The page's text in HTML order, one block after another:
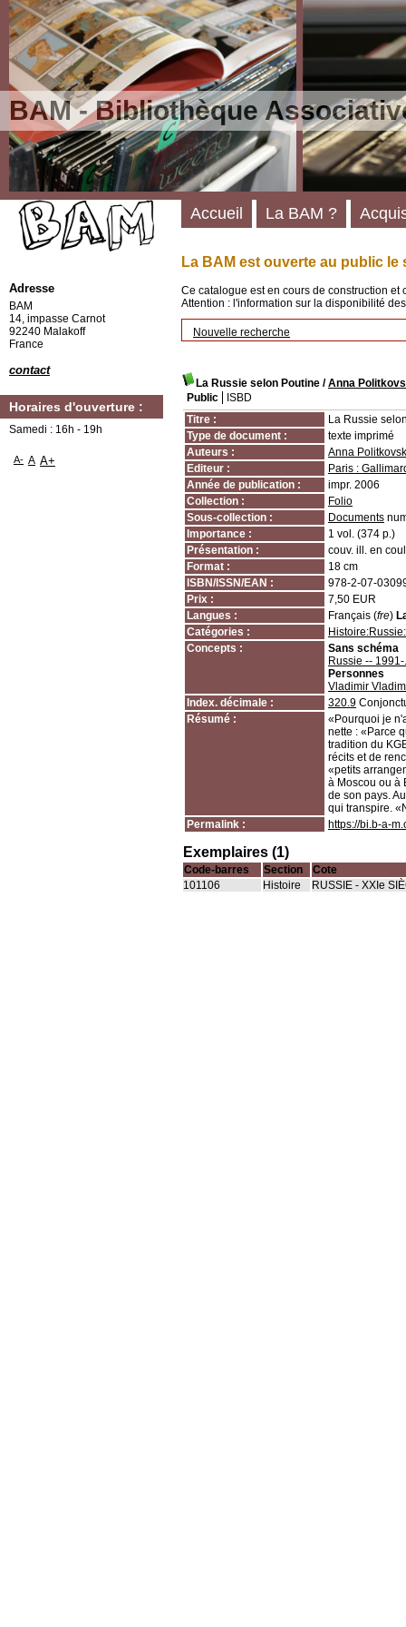
BAM - Bibliothèque
La BAM est ouverte au public le
Ce catalogue est en cours de construction
Attention : l'information sur la disponibilité
Nouvelle recherche
La Russie selon Poutine /Anna
Public
ISBD
Titre :
La Russie
Type de document :
texte imprimé
Auteurs :
Anna
Editeur :
Paris :
Année de publication :
impr. 2006
Collection :
Folio
Sous-collection :
Documents
Importance :
1 vol. (374 p.)
Présentation :
couv. ill. en
Format :
18 cm
ISBN/ISSN/EAN :
978-2-07-
Prix :
7,50 EUR
Langues :
Français (fre)
Catégories :
Concepts :
Sans schéma
Russie -- 1991-
Personnes
Vladimir
Index. décimale :
320.9
Résumé :
«Pourquoi je
nette : «Parce
tradition du
récits et de
«petits
à Moscou ou à
de son pays.
qui transpire.
Permalink :
https://bi.b-a-
Exemplaires (1)
Code-barres Section
Cote
101106
Histoire RUSSIE - XXIe
Accueil La BAM ?
Adresse
BAM
14, impasse Carnot
92240 Malakoff
France
contact
Horaires d'ouverture :
Samedi : 16h - 19h
A- A A+